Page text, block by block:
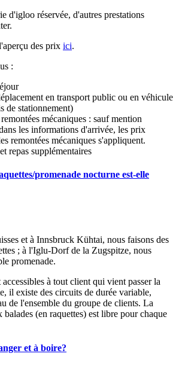
d'igloo réservée, d'autres prestations
des prix ici.
:
en transport public ou en véhicule
de stationnement)
mécaniques : sauf mention
les informations d'arrivée, les prix
remontées mécaniques s'appliquent.
repas supplémentaires
promenade nocturne est-elle
et à Innsbruck Kühtai, nous faisons des
; à l'Iglu-Dorf de la Zugspitze, nous
promenade.
à tout client qui vient passer la
il existe des circuits de durée variable,
de l'ensemble du groupe de clients. La
(en raquettes) est libre pour chaque
et à boire?